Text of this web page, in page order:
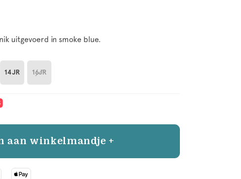
uitgevoerd in smoke blue.
14JR 16JR
aan winkelmandje +